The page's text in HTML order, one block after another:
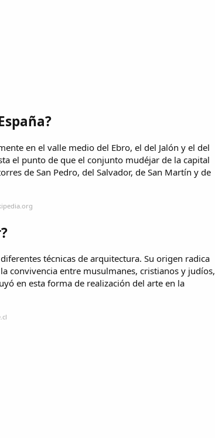
en el valle medio del Ebro, el del Jalón y el del
el punto de que el conjunto mudéjar de la capital
de San Pedro, del Salvador, de San Martín y de
técnicas de arquitectura. Su origen radica
convivencia entre musulmanes, cristianos y judíos,
en esta forma de realización del arte en la